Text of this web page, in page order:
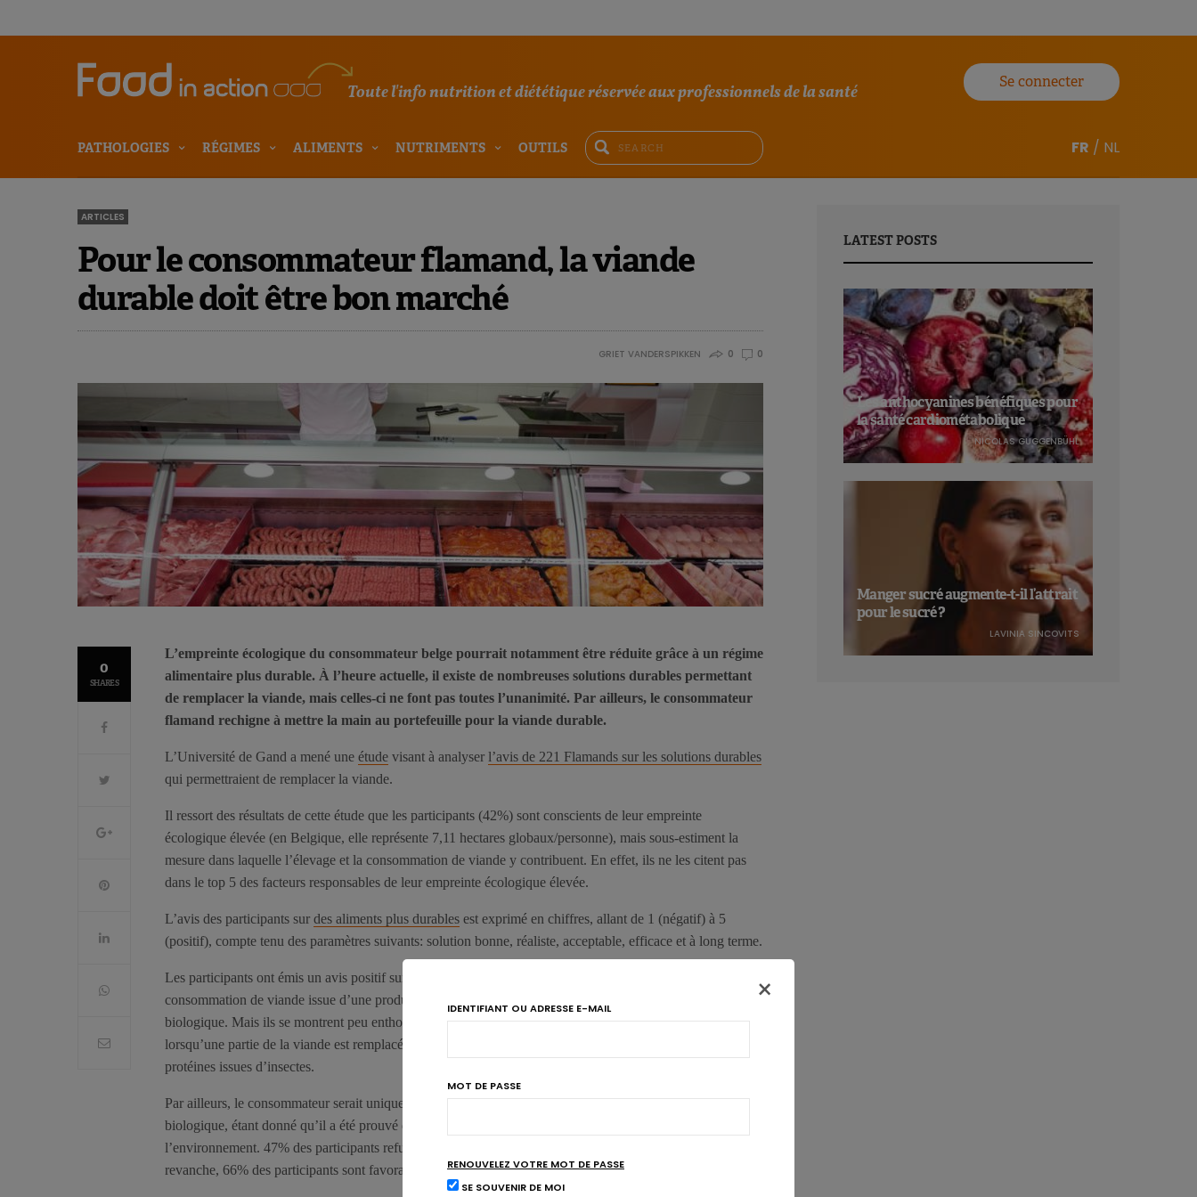
Toute l'info nutrition et diététique réservée aux professionnels de la santé
Se connecter
PATHOLOGIES RÉGIMES ALIMENTS NUTRIMENTS OUTILS FR / NL
ARTICLES
Pour le consommateur flamand, la viande
durable doit être bon marché
GRIET VANDERSPIKKEN 0 0
0
SHARES
L’empreinte écologique du consommateur belge pourrait notamment être réduite grâce à un régime
alimentaire plus durable. À l’heure actuelle, il existe de nombreuses solutions durables permettant
de remplacer la viande, mais celles-ci ne font pas toutes l’unanimité. Par ailleurs, le consommateur
flamand rechigne à mettre la main au portefeuille pour la viande durable.
L’Université de Gand a mené une étude visant à analyser l’avis de 221 Flamands sur les solutions durables
qui permettraient de remplacer la viande.
Il ressort des résultats de cette étude que les participants (42%) sont conscients de leur empreinte
écologique élevée (en Belgique, elle représente 7,11 hectares globaux/personne), mais sous-estiment la
mesure dans laquelle l’élevage et la consommation de viande y contribuent. En effet, ils ne les citent pas
dans le top 5 des facteurs responsables de leur empreinte écologique élevée.
L’avis des participants sur des aliments plus durables est exprimé en chiffres, allant de 1 (négatif) à 5
(positif), compte tenu des paramètres suivants: solution bonne, réaliste, acceptable, efficace et à long terme.
Les participants ont émis un avis positif sur des solutions telles que la limitation des portions de viande et la
consommation de viande issue d’une production moins polluante, de poisson durable et de viande
biologique. Mais ils se montrent peu enthousiastes quant à la consommation de viande hybride (c’est-à-dire
lorsqu’une partie de la viande est remplacée par des ingrédients végétaux), de substituts végétaux et de
protéines issues d’insectes.
Par ailleurs, le consommateur serait uniquement disposé à payer un prix plus élevé pour la viande
biologique, étant donné qu’il a été prouvé que celle-ci est bénéfique pour l’homme et pour
l’environnement. 47% des participants refuseraient de payer des impôts pour la viande durable. En
revanche, 66% des participants sont favorables à l’octroi de subventions pour les aliments durables.
LATEST POSTS
Les anthocyanines bénéfiques pour
la santé cardiométabolique
NICOLAS GUGGENBÜHL
Manger sucré augmente-t-il l’attrait
pour le sucré ?
LAVINIA SINCOVITS
×
IDENTIFIANT OU ADRESSE E-MAIL
MOT DE PASSE
RENOUVELEZ VOTRE MOT DE PASSE
SE SOUVENIR DE MOI